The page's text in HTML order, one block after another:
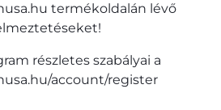
termékoldalán lévő
részletes szabályai a
account/register